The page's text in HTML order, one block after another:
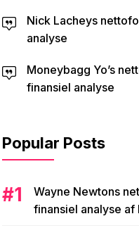
Nick Lacheys
analyse
Moneybagg Yo’s
finansiel analyse
Popular Posts
Wayne Newtons
finansiel analyse af